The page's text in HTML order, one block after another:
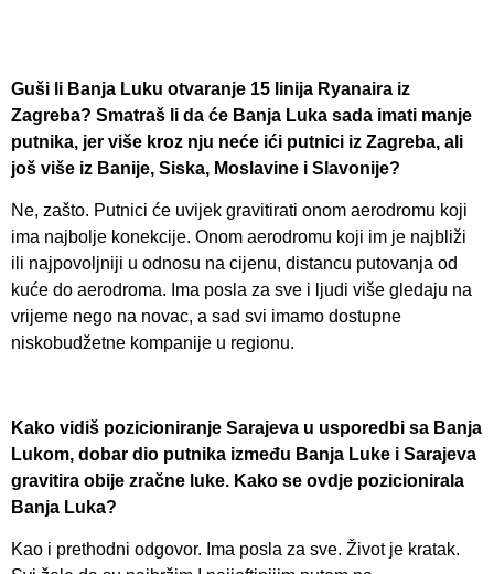
Guši li Banja Luku otvaranje 15 linija Ryanaira iz
Zagreba? Smatraš li da će Banja Luka sada imati manje
putnika, jer više kroz nju neće ići putnici iz Zagreba, ali
još više iz Banije, Siska, Moslavine i Slavonije?
Ne, zašto. Putnici će uvijek gravitirati onom aerodromu koji
ima najbolje konekcije. Onom aerodromu koji im je najbliži
ili najpovoljniji u odnosu na cijenu, distancu putovanja od
kuće do aerodroma. Ima posla za sve i ljudi više gledaju na
vrijeme nego na novac, a sad svi imamo dostupne
niskobudžetne kompanije u regionu.
Kako vidiš pozicioniranje Sarajeva u usporedbi sa Banja
Lukom, dobar dio putnika između Banja Luke i Sarajeva
gravitira obije zračne luke. Kako se ovdje pozicionirala
Banja Luka?
Kao i prethodni odgovor. Ima posla za sve. Život je kratak.